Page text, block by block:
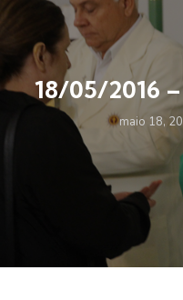
18/05/2016
maio 18,